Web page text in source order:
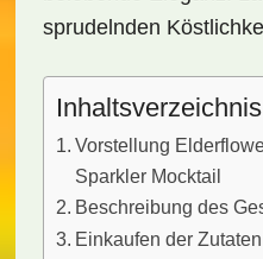
sprudelnden
Inhaltsverzeichnis
Vorstellung
Sparkler Mocktail
Beschreibung des
Einkaufen der Zutaten